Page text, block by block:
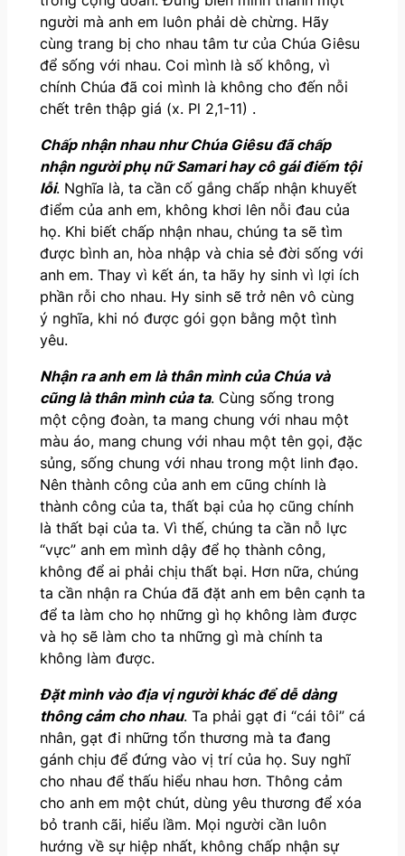
người mà anh em luôn phải dè chừng. Hãy
cùng trang bị cho nhau tâm tư của Chúa Giêsu
để sống với nhau. Coi mình là số không, vì
chính Chúa đã coi mình là không cho đến nỗi
chết trên thập giá (x. Pl 2,1-11) .
Chấp nhận nhau như Chúa Giêsu đã chấp
nhận ngườiphụ nữ Samari hay cô gái điếm tội
lỗi. Nghĩa là, ta cần cố gắng chấp nhận khuyết
điểm của anh em, không khơi lên nỗi đau của
họ. Khi biết chấp nhận nhau, chúng ta sẽ tìm
được bình an, hòa nhập và chia sẻ đời sống với
anh em. Thay vì kết án, ta hãy hy sinh vì lợi ích
phần rỗi cho nhau. Hy sinh sẽ trở nên vô cùng
ý nghĩa, khi nó được gói gọn bằng một tình
yêu.
Nhận ra anh em là thân mình của Chúa và
cũng là thân mình của ta. Cùng sống trong
một cộng đoàn, ta mang chung với nhau một
màu áo, mang chung với nhau một tên gọi, đặc
sủng, sống chung với nhau trong một linh đạo.
Nên thành công của anh em cũng chính là
thành công của ta, thất bại của họ cũng chính
là thất bại của ta. Vì thế, chúng ta cần nỗ lực
“vực” anh em mình dậy để họ thành công,
không để ai phải chịu thất bại. Hơn nữa, chúng
ta cần nhận ra Chúa đã đặt anh em bên cạnh ta
để ta làm cho họ những gì họ không làm được
và họ sẽ làm cho ta những gì mà chính ta
không làm được.
Đặt mình vào địa vị người khác để dễ dàng
thông cảm cho nhau. Ta phải gạt đi “cái tôi” cá
nhân, gạt đi những tổn thương mà ta đang
gánh chịu để đứng vào vị trí của họ. Suy nghĩ
cho nhau để thấu hiểu nhau hơn. Thông cảm
cho anh em một chút, dùng yêu thương để xóa
bỏ tranh cãi, hiểu lầm. Mọi người cần luôn
hướng về sự hiệp nhất, không chấp nhận sự